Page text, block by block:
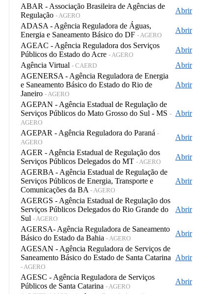
ABAR - Associação Brasileira de Agências de
Regulação - AGERO
Abrir
ADASA - Agência Reguladora de Águas,
Energia e Saneamento Básico do DF - AGERO
Abrir
AGEAC - Agência Reguladora dos Serviços
Públicos do Estado do Acre - AGERO
Abrir
Agência Virtual - CAERD
Abrir
AGENERSA - Agência Reguladora de Energia
e Saneamento Básico do Estado do Rio de
Janeiro - AGERO
Abrir
AGEPAN - Agência Estadual de Regulação de
Serviços Públicos do Mato Grosso do Sul - MS -
AGERO
Abrir
AGEPAR - Agência Reguladora do Paraná -
AGERO
Abrir
AGER - Agência Estadual de Regulação dos
Serviços Públicos Delegados do MT - AGERO
Abrir
AGERBA - Agência Estadual de Regulação de
Serviços Públicos de Energia, Transporte e
Comunicações da BA - AGERO
Abrir
AGERGS - Agência Estadual de Regulação dos
Serviços Públicos Delegados do Rio Grande do
Sul - AGERO
Abrir
AGERSA- Agência Reguladora de Saneamento
Básico do Estado da Bahia - AGERO
Abrir
AGESAN - Agência Reguladora de Serviços de
Saneamento Básico do Estado de Santa Catarina
- AGERO
Abrir
AGESC - Agência Reguladora de Serviços
Públicos de Santa Catarina - AGERO
Abrir